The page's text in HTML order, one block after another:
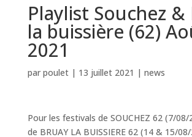
Playlist Souchez &
la buissière (62)
2021
par poulet| 13 juillet 2021 | news
Pour les festivals de SOUCHEZ 62 (7/
de BRUAY LA BUISSIERE 62 (14 & 15/